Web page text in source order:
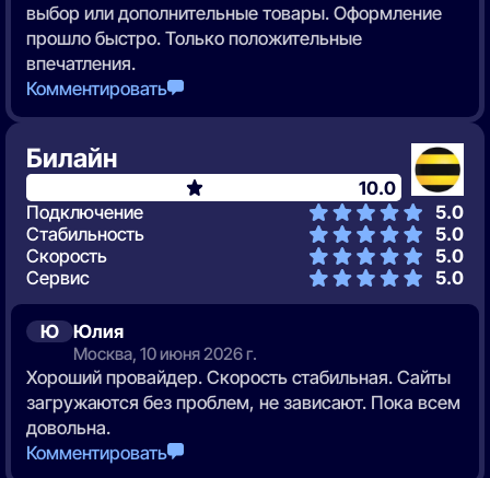
выбор или дополнительные товары. Оформление
прошло быстро. Только положительные
впечатления.
Комментировать
Ю Юлия
Москва, 10 июня 2026 г.
Хороший провайдер. Скорость стабильная. Сайты
загружаются без проблем, не зависают. Пока всем
довольна.
Комментировать
Билайн
10.0
Подключение
5.0
Стабильность
5.0
Скорость
5.0
Сервис
5.0